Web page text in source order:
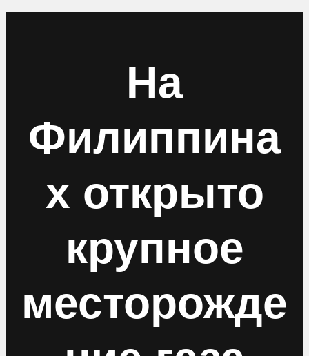
На
Филиппина
х открыто
крупное
месторожде